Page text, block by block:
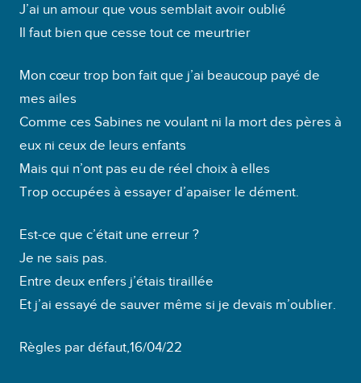
J’ai un amour que vous semblait avoir oublié
Il faut bien que cesse tout ce meurtrier
Mon cœur trop bon fait que j’ai beaucoup payé de
mes ailes
Comme ces Sabines ne voulant ni la mort des pères à
eux ni ceux de leurs enfants
Mais qui n’ont pas eu de réel choix à elles
Trop occupées à essayer d’apaiser le dément.
Est-ce que c’était une erreur ?
Je ne sais pas.
Entre deux enfers j’étais tiraillée
Et j’ai essayé de sauver même si je devais m’oublier.
Règles par défaut,16/04/22